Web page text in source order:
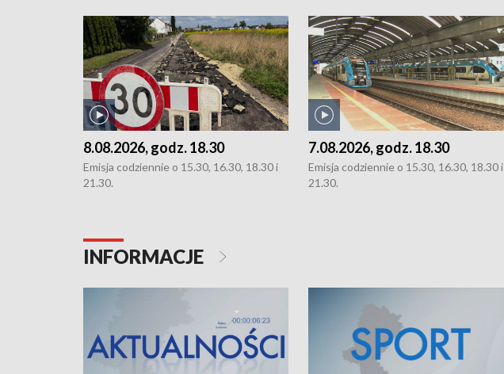
8.08.2026, godz. 18.30
Emisja codziennie o 15.30, 16.30, 18.30 i
21.30.
7.08.2026, godz. 18.30
Emisja codziennie o 15.30, 16.30, 18.30 i
21.30.
INFORMACJE